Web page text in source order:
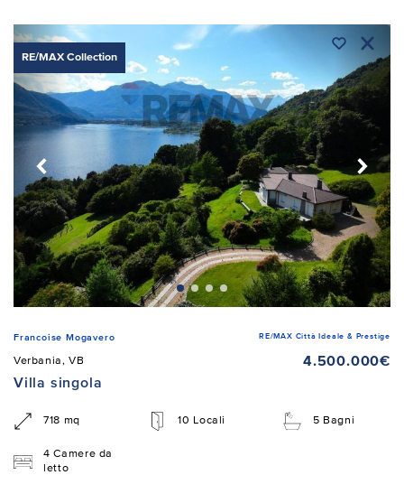
RE/MAX Collection
Francoise Mogavero RE/MAX Città Ideale & Prestige
Verbania, VB
4.500.000€
Villa singola
718 mq 10 Locali 5 Bagni
4 Camere da
letto